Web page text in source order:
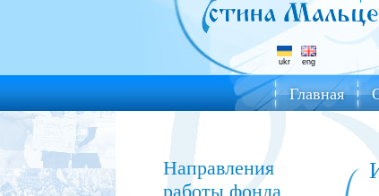
ukr eng
Главная
Направления
работы фонда